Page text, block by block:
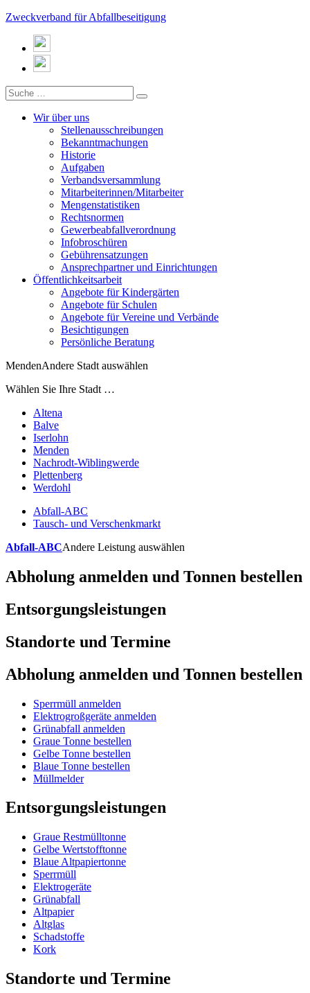
Zweckverband für Abfallbeseitigung
Wir über uns
Stellenausschreibungen
Bekanntmachungen
Historie
Aufgaben
Verbandsversammlung
Mitarbeiterinnen/Mitarbeiter
Mengenstatistiken
Rechtsnormen
Gewerbeabfallverordnung
Infobroschüren
Gebührensatzungen
Ansprechpartner und Einrichtungen
Öffentlichkeitsarbeit
Angebote für Kindergärten
Angebote für Schulen
Angebote für Vereine und Verbände
Besichtigungen
Persönliche Beratung
MendenAndere Stadt auswählen
Wählen Sie Ihre Stadt …
Altena
Balve
Iserlohn
Menden
Nachrodt-Wiblingwerde
Plettenberg
Werdohl
Abfall-ABC
Tausch- und Verschenkmarkt
Abfall-ABCAndere Leistung auswählen
Abholung anmelden und Tonnen bestellen
Entsorgungsleistungen
Standorte und Termine
Abholung anmelden und Tonnen bestellen
Sperrmüll anmelden
Elektrogroßgeräte anmelden
Grünabfall anmelden
Graue Tonne bestellen
Gelbe Tonne bestellen
Blaue Tonne bestellen
Müllmelder
Entsorgungsleistungen
Graue Restmülltonne
Gelbe Wertstofftonne
Blaue Altpapiertonne
Sperrmüll
Elektrogeräte
Grünabfall
Altpapier
Altglas
Schadstoffe
Kork
Standorte und Termine